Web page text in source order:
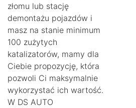
złomu lub stację
demontażu pojazdów i
masz na stanie minimum
100 zużytych
katalizatorów, mamy dla
Ciebie propozycję, która
pozwoli Ci maksymalnie
wykorzystać ich wartość.
W DS AUTO